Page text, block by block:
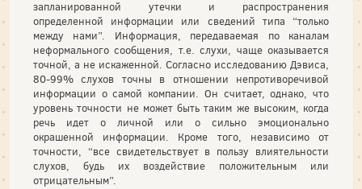
запланированной утечки и распространения
определенной информации или сведений типа “только
между нами”. Информация, передаваемая по каналам
неформального сообщения, т.е. слухи, чаще оказывается
точной, а не искаженной. Согласно исследованию Дэвиса,
80-99% слухов точны в отношении непротиворечивой
информации о самой компании. Он считает, однако, что
уровень точности не может быть таким же высоким, когда
речь идет о личной или о сильно эмоционально
окрашенной информации. Кроме того, независимо от
точности, “все свидетельствует в пользу влиятельности
слухов, будь их воздействие положительным или
отрицательным”.